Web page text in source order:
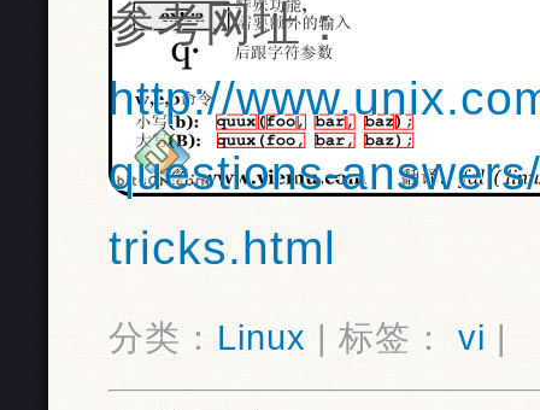
参考网址：
http://
questions-
tricks.html
分类： Linux | 标签： vi |